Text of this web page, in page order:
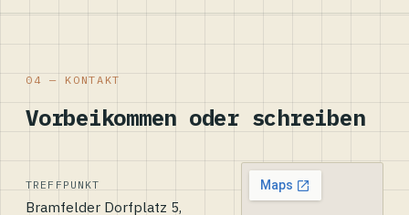
04 — KONTAKT
Vorbeikommen oder schreiben
TREFFPUNKT
Bramfelder Dorfplatz 5,